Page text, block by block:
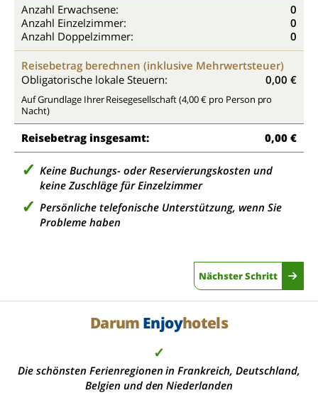
Anzahl Erwachsene:
0
Anzahl Einzelzimmer:
0
Anzahl Doppelzimmer:
0
Reisebetrag berechnen (inklusive Mehrwertsteuer)
Obligatorische lokale Steuern:
0,00 €
Auf Grundlage Ihrer Reisegesellschaft (4,00 € pro Person pro
Nacht)
Reisebetrag insgesamt: 0,00 €
Keine Buchungs- oder Reservierungskosten und
keine Zuschläge für Einzelzimmer
Persönliche telefonische Unterstützung, wenn Sie
Probleme haben
Nächster Schritt
Darum Enjoyhotels
✓
Die schönsten Ferienregionen in Frankreich, Deutschland,
Belgien und den Niederlanden